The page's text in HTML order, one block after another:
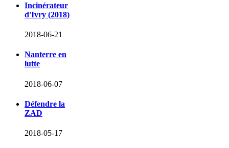
Incinérateur
d'Ivry (2018)
2018-06-21
Nanterre en
lutte
2018-06-07
Défendre la
ZAD
2018-05-17